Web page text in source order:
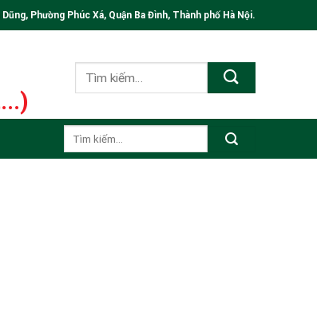
Phường Phúc Xá, Quận Ba Đình, Thành phố Hà Nội.
Tìm